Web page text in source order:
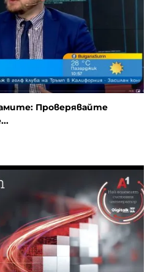
Проверявайте